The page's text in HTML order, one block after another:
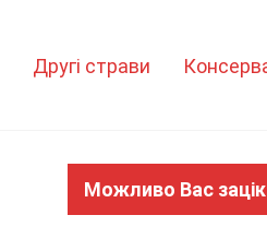
Другі страви
Можливо Вас